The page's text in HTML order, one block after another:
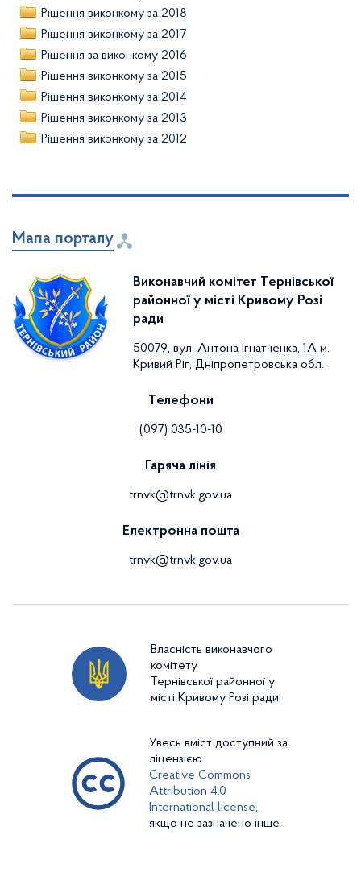
Рішення виконкому за 2018
Рішення виконкому за 2017
Рішення за виконкому 2016
Рішення виконкому за 2015
Рішення виконкому за 2014
Рішення виконкому за 2013
Рішення виконкому за 2012
Мапа порталу
Виконавчий комітет Тернівської
районної у місті Кривому Розі
ради
50079, вул. Антона Ігнатченка, 1А м.
Кривий Ріг, Дніпропетровська обл.
Телефони
(097) 035-10-10
Гаряча лінія
trnvk@trnvk.gov.ua
Електронна пошта
trnvk@trnvk.gov.ua
Власність виконавчого
комітету
Тернівської районної у
місті Кривому Розі ради
Увесь вміст доступний за
ліцензією
Creative Commons
Attribution 4.0
International license,
якщо не зазначено інше